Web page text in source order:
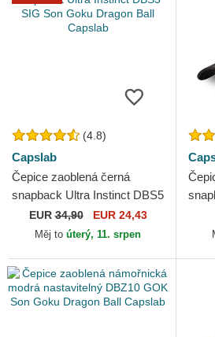
(4.8)
Capslab
Čepice zaoblená černá
snapback Ultra Instinct DBS5
SIG Son Goku Dragon Ball
Capslab
EUR34,90 EUR 24,43
Měj to úterý, 11. srpen